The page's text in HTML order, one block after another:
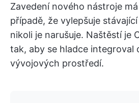
Zavedení nového nástroje
případě, že vylepšuje
nikoli je narušuje. Naštěstí je
tak, aby se hladce integroval
vývojových prostředí.